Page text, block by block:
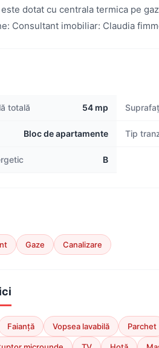
dotat cu centrala termica pe
Consultant imobiliar: Claudia
totală 54 mp
Bloc de apartamente Tip
B
Gaze Canalizare
Faianță Vopsea lavabilă Parchet